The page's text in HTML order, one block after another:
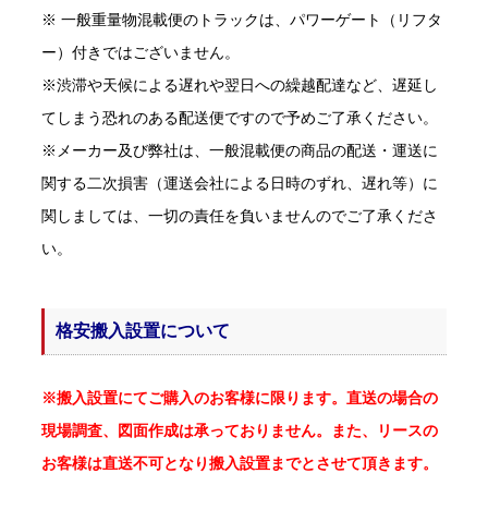
※ 一般重量物混載便のトラックは、パワーゲート（リフタ
ー）付きではございません。
※渋滞や天候による遅れや翌日への繰越配達など、遅延し
てしまう恐れのある配送便ですので予めご了承ください。
※メーカー及び弊社は、一般混載便の商品の配送・運送に
関する二次損害（運送会社による日時のずれ、遅れ等）に
関しましては、一切の責任を負いませんのでご了承くださ
い。
格安搬入設置について
※搬入設置にてご購入のお客様に限ります。直送の場合の
現場調査、図面作成は承っておりません。また、リースの
お客様は直送不可となり搬入設置までとさせて頂きます。